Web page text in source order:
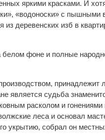
яркими красками. И
«водоноски» с пышными
деревенских изб в
фоне и полные
принадлежит
является судьба
расколом и
леса и основал
укрытию, собрал он